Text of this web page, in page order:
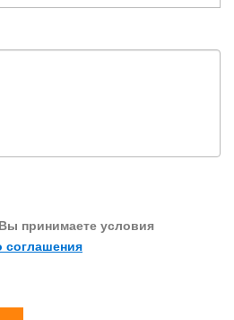
принимаете условия
соглашения